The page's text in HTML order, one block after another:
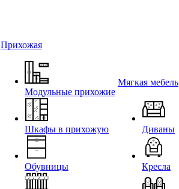
Прихожая
Модульные прихожие
Шкафы в прихожую
Обувницы
Мягкая мебель
Диваны
Кресла